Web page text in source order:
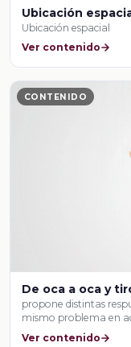
Ubicación
Ubicación espacial
Ver contenido
CONTENIDO
De oca a oca y
propone distintas
mismo problema en
Ver contenido